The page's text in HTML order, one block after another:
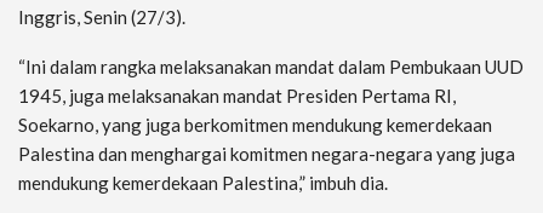
Inggris, Senin (27/3).
“Ini dalam rangka melaksanakan mandat dalam Pembukaan UUD
1945, juga melaksanakan mandat Presiden Pertama RI,
Soekarno, yang juga berkomitmen mendukung kemerdekaan
Palestina dan menghargai komitmen negara-negara yang juga
mendukung kemerdekaan Palestina,” imbuh dia.